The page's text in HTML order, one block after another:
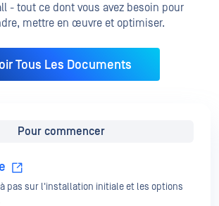
- tout ce dont vous avez besoin pour
mettre en œuvre et optimiser.
Tous Les Documents
Pour commencer
pas sur l'installation initiale et les options